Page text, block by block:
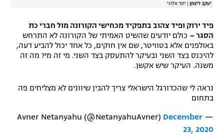
יעקב ליצמן יוסי אלוני
פיד ירוק ופיד צהוב בתפקיד מכחישי הקורונה מול חברי כת
הסגר – כולם יודעים שהשיט האמיתי של הקורונה לא התרחש
באולפנים אלא בטוויטר, שם אין חוקים, כל אחד יכול להביע דעה,
להיכנס בצד השני ובעיקר להתעסק בצד השני. מי זה מי? מה זה
משנה. העיקר שיש אקשן.
נראה לי שהכדורגל הישראלי צריך להבין שיוונים לא מצליחים פה
בתחום
— Avner Netanyahu (@NetanyahuAvner)
December
23, 2020